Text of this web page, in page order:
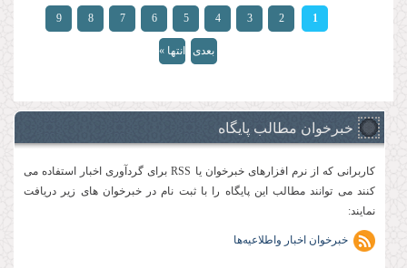
الصفحات
1
2
3
4
5
6
7
8
9
بعدی انتها »
خبرخوان مطالب پایگاه
کاربرانی که از نرم افزارهای خبرخوان یا RSS برای گردآوری اخبار استفاده می
کنند می توانند مطالب این پایگاه را با ثبت نام در خبرخوان های زیر دریافت
نمایند:
خبرخوان اخبار واطلاعیه‌ها